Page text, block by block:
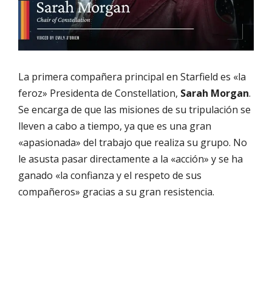
La primera compañera principal en Starfield es «la
feroz» Presidenta de Constellation, Sarah Morgan.
Se encarga de que las misiones de su tripulación se
lleven a cabo a tiempo, ya que es una gran
«apasionada» del trabajo que realiza su grupo. No
le asusta pasar directamente a la «acción» y se ha
ganado «la confianza y el respeto de sus
compañeros» gracias a su gran resistencia.